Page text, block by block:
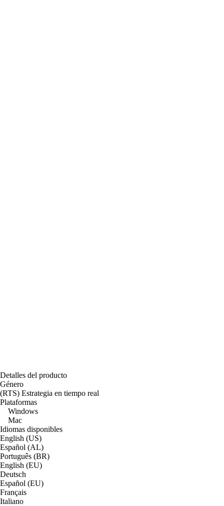
Detalles del producto
Género
(RTS) Estrategia en tiempo real
Plataformas
Windows
Mac
Idiomas disponibles
English (US)
Español (AL)
Português (BR)
English (EU)
Deutsch
Español (EU)
Français
Italiano